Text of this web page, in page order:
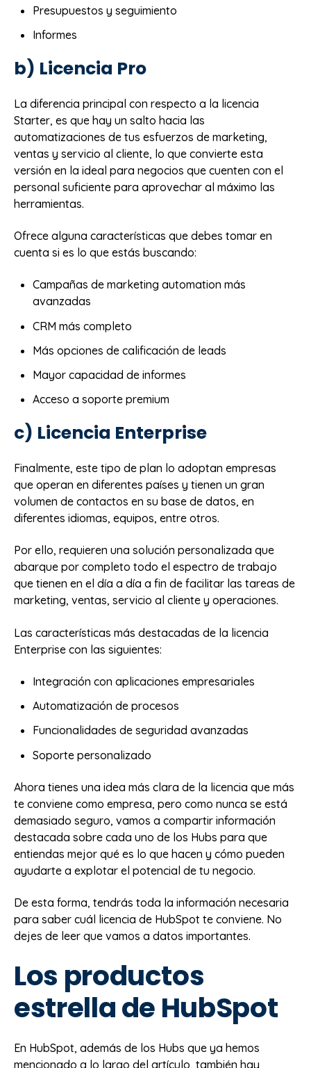
Presupuestos y seguimiento
Informes
b) Licencia Pro
La diferencia principal con respecto a la licencia
Starter, es que hay un salto hacia las
automatizaciones de tus esfuerzos de marketing,
ventas y servicio al cliente, lo que convierte esta
versión en la ideal para negocios que cuenten con el
personal suficiente para aprovechar al máximo las
herramientas.
Ofrece alguna características que debes tomar en
cuenta si es lo que estás buscando:
Campañas de marketing automation más
avanzadas
CRM más completo
Más opciones de calificación de leads
Mayor capacidad de informes
Acceso a soporte premium
c) Licencia Enterprise
Finalmente, este tipo de plan lo adoptan empresas
que operan en diferentes países y tienen un gran
volumen de contactos en su base de datos, en
diferentes idiomas, equipos, entre otros.
Por ello, requieren una solución personalizada que
abarque por completo todo el espectro de trabajo
que tienen en el día a día a fin de facilitar las tareas de
marketing, ventas, servicio al cliente y operaciones.
Las características más destacadas de la licencia
Enterprise con las siguientes:
Integración con aplicaciones empresariales
Automatización de procesos
Funcionalidades de seguridad avanzadas
Soporte personalizado
Ahora tienes una idea más clara de la licencia que más
te conviene como empresa, pero como nunca se está
demasiado seguro, vamos a compartir información
destacada sobre cada uno de los Hubs para que
entiendas mejor qué es lo que hacen y cómo pueden
ayudarte a explotar el potencial de tu negocio.
De esta forma, tendrás toda la información necesaria
para saber cuál licencia de HubSpot te conviene. No
dejes de leer que vamos a datos importantes.
Los productos
estrella de HubSpot
En HubSpot, además de los Hubs que ya hemos
mencionado a lo largo del artículo, también hay